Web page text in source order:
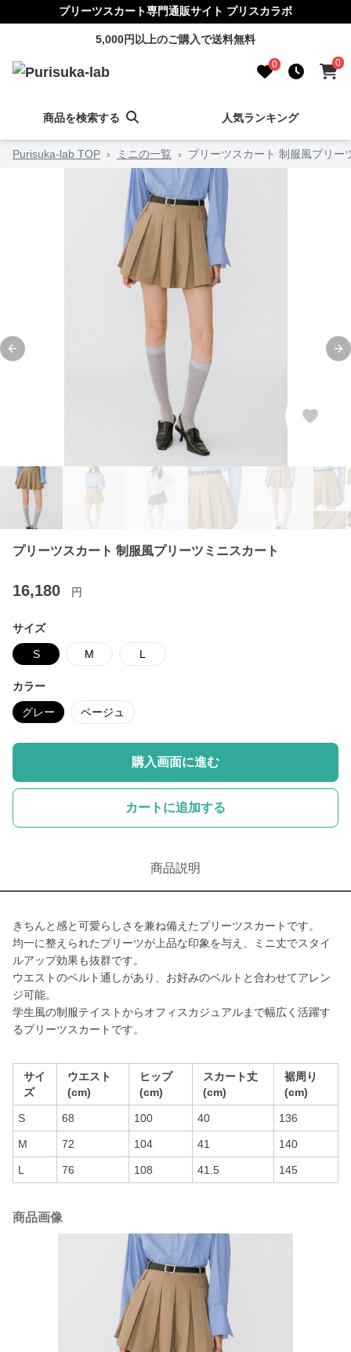
プリーツスカート専門通販サイト プリスカラボ
5,000円以上のご購入で送料無料
0 0
商品を検索する 人気ランキング
Purisuka-lab TOP › ミニの一覧 › プリーツスカート 制服風プリー
Previous slide
プリーツスカート 制服風プリーツミニスカート
16,180 円
サイズ
S M L
カラー
グレー ベージュ
購入画面に進む
カートに追加する
商品説明
きちんと感と可愛らしさを兼ね備えたプリーツスカートです。
均一に整えられたプリーツが上品な印象を与え、ミニ丈でスタイ
ルアップ効果も抜群です。
ウエストのベルト通しがあり、お好みのベルトと合わせてアレン
ジ可能。
学生風の制服テイストからオフィスカジュアルまで幅広く活躍す
るプリーツスカートです。
サイ
ズ
ウエスト
(cm)
ヒップ
(cm)
スカート丈
(cm)
裾周り
(cm)
S 68 100 40 136
M 72 104 41 140
L 76 108 41.5 145
商品画像